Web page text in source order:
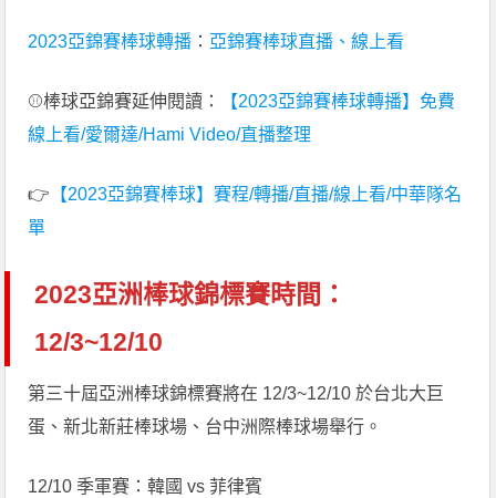
2023亞錦賽棒球轉播 ： 亞錦賽棒球直播、線上看
⚾棒球亞錦賽延伸閱讀：
【2023亞錦賽棒球轉播】免費
線上看/愛爾達/Hami Video/直播整理
👉 【2023亞錦賽棒球】賽程/轉播/直播/線上看/中華隊名
單
2023亞洲棒球錦標賽時間：
12/3~12/10
第三十屆亞洲棒球錦標賽將在 12/3~12/10 於台北大巨
蛋、新北新莊棒球場、台中洲際棒球場舉行。
12/10 季軍賽：韓國 vs 菲律賓